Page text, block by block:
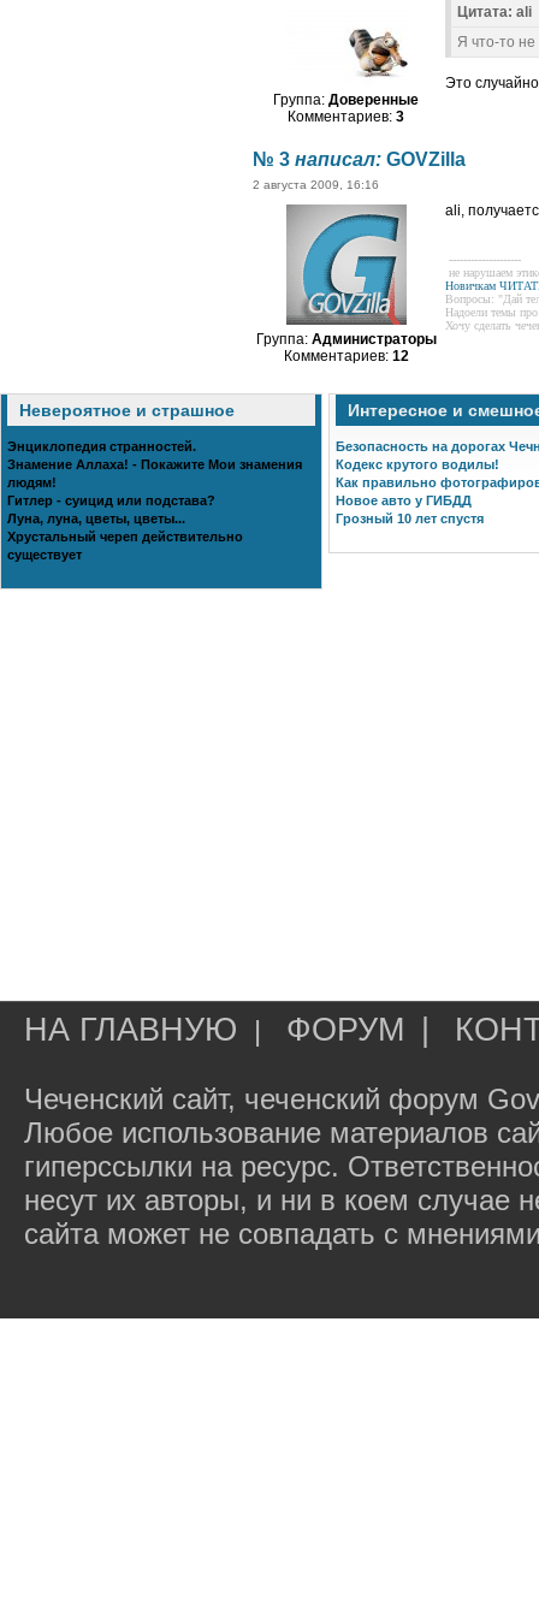
Группа:Доверенные
Комментариев:3
Цитата: ali
Я что-то
Это
№ 3 написал: GOVZilla
2 августа 2009, 16:16
Группа: Администраторы
Комментариев: 12
ali,
--------------------
не нарушаем
Новичкам
Вопросы: "Дай
Надоели темы
Хочу сделать
Невероятное и страшное
Энциклопедия странностей.
Знамение Аллаха! - Покажите Мои знамения
людям!
Гитлер - суицид или подстава?
Луна, луна, цветы, цветы...
Хрустальный череп действительно
существует
Интересное и
Безопасность на дорогах
Кодекс крутого водилы!
Как правильно
Новое авто у ГИБДД
Грозный 10 лет спустя
НА ГЛАВНУЮ | ФОРУМ
Чеченский сайт, чеченский форум
Любое использование материалов
гиперссылки на ресурс.
несут их авторы, и ни в коем случае
сайта может не совпадать с